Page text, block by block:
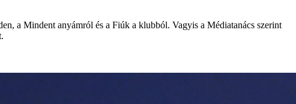
a Mindent anyámról és a Fiúk a klubból. Vagyis a Médiatanács szerint